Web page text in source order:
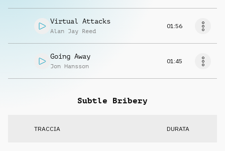
Virtual Attacks
Alan Jay Reed
01:56
Going Away
Jon Hansson
01:45
Subtle Bribery
TRACCIA DURATA